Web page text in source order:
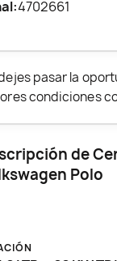
4702661
pasar la
condiciones
de
Polo